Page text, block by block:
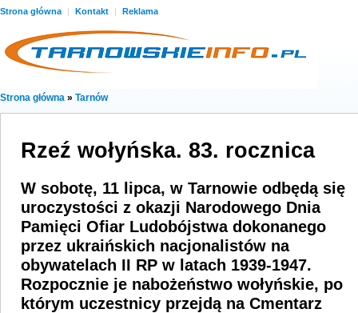
Strona główna | Kontakt | Reklama
Strona główna » Tarnów
Rzeź wołyńska. 83. rocznica
W sobotę, 11 lipca, w Tarnowie odbędą się
uroczystości z okazji Narodowego Dnia
Pamięci Ofiar Ludobójstwa dokonanego
przez ukraińskich nacjonalistów na
obywatelach II RP w latach 1939-1947.
Rozpocznie je nabożeństwo wołyńskie, po
którym uczestnicy przejdą na Cmentarz